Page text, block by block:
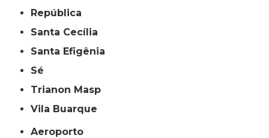
República
Santa Cecília
Santa Efigênia
Sé
Trianon Masp
Vila Buarque
Aeroporto